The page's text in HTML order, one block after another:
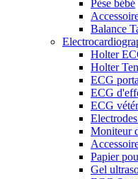
Pèse bébé
Balance
Holter
Holter
ECG
ECG
ECG
Moniteur
Papier
Gel